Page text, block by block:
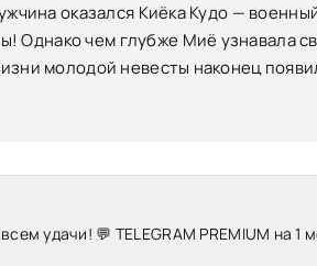
оказался Киёка Кудо —
Однако чем глубже Миё узнавала
молодой невесты наконец
удачи! 💬 TELEGRAM PREMIUM на 1